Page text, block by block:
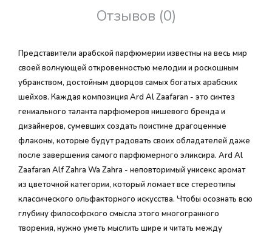
Отзывов (0)
Представители арабской парфюмерии известны на весь мир
своей волнующей откровенностью мелодии и роскошным
убранством, достойным дворцов самых богатых арабских
шейхов. Каждая композиция Ard Al Zaafaran - это синтез
гениального таланта парфюмеров нишевого бренда и
дизайнеров, сумевших создать поистине драгоценные
флаконы, которые будут радовать своих обладателей даже
после завершения самого парфюмерного эликсира. Ard Al
Zaafaran Alf Zahra Wa Zahra - неповторимый унисекс аромат
из цветочной категории, который ломает все стереотипы
классического ольфакторного искусства. Чтобы осознать всю
глубину философского смысла этого многогранного
творения, нужно уметь мыслить шире и читать между